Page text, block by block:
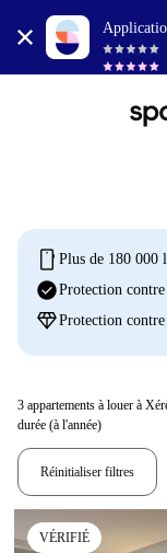
mobile Plus de 180 000
check_circleProtection
diamondProtection
3 appartements à louer à
durée (à l'année)
Réinitialiser filtres
VÉRIFIÉ